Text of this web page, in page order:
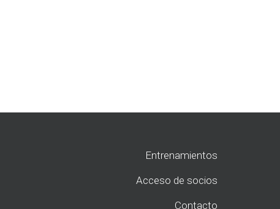
Entrenamientos
Acceso de socios
Contacto